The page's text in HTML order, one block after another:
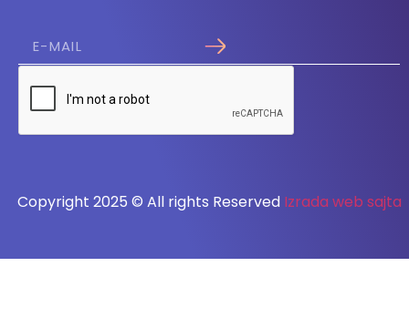
Copyright 2025 © All rights Reserved Izrada web sajta